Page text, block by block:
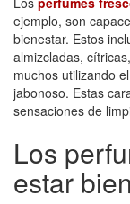
ejemplo, son
bienestar. Estos
almizcladas,
muchos utilizando
jabonoso. Estas
sensaciones de
Los
estar bien